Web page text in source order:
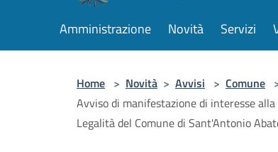
Amministrazione Novità Servizi
Home > Novità > Avvisi > Comune
Avviso di manifestazione di interesse
Legalità del Comune di Sant'Antonio